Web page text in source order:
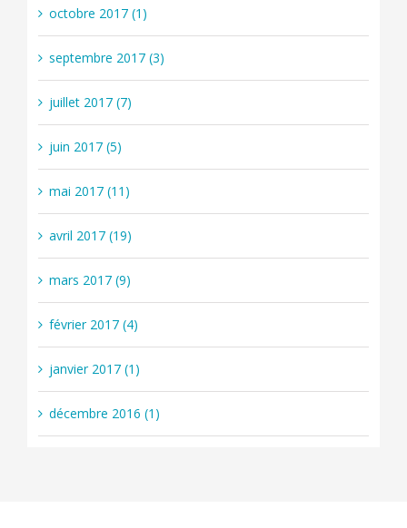
octobre 2017 (1)
septembre 2017 (3)
juillet 2017 (7)
juin 2017 (5)
mai 2017 (11)
avril 2017 (19)
mars 2017 (9)
février 2017 (4)
janvier 2017 (1)
décembre 2016 (1)